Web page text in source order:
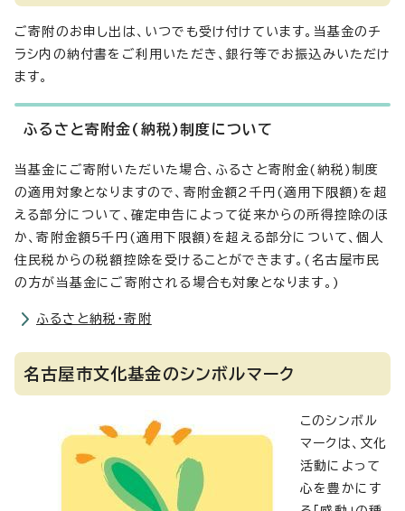
ご寄附のお申し出は、いつでも受け付けています。当基金のチ
ラシ内の納付書をご利用いただき、銀行等でお振込みいただけ
ます。
ふるさと寄附金(納税)制度について
当基金にご寄附いただいた場合、ふるさと寄附金(納税)制度
の適用対象となりますので、寄附金額2千円(適用下限額)を超
える部分について、確定申告によって従来からの所得控除のほ
か、寄附金額5千円(適用下限額)を超える部分について、個人
住民税からの税額控除を受けることができます。(名古屋市民
の方が当基金にご寄附される場合も対象となります。)
ふるさと納税・寄附
名古屋市文化基金のシンボルマーク
このシンボル
マークは、文化
活動によって
心を豊かにす